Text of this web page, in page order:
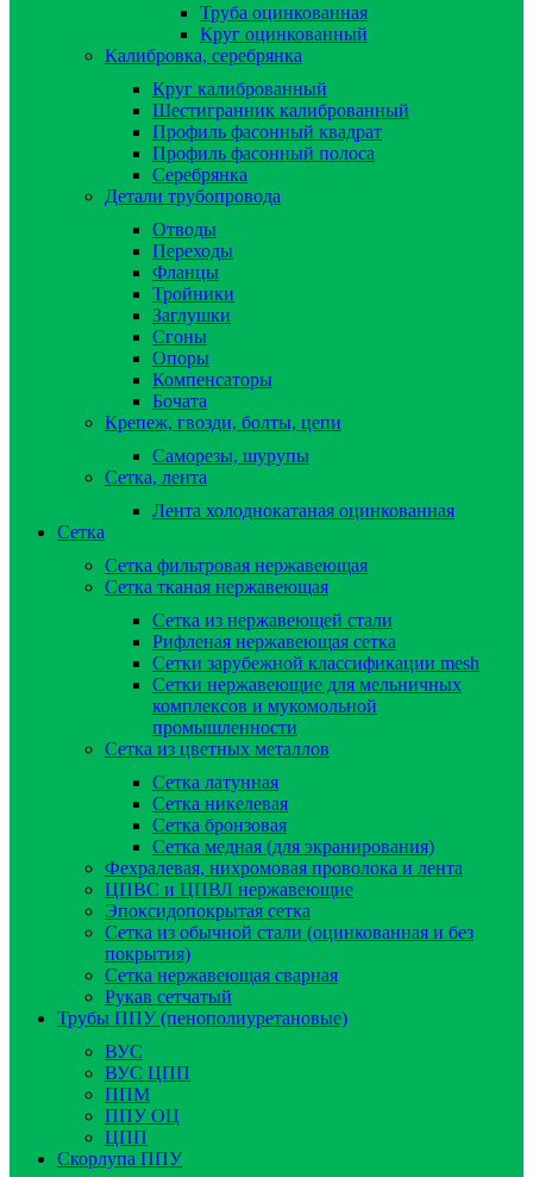
Труба оцинкованная
Круг оцинкованный
Калибровка, серебрянка
Круг калиброванный
Шестигранник калиброванный
Профиль фасонный квадрат
Профиль фасонный полоса
Серебрянка
Детали трубопровода
Отводы
Переходы
Фланцы
Тройники
Заглушки
Сгоны
Опоры
Компенсаторы
Бочата
Крепеж, гвозди, болты, цепи
Саморезы, шурупы
Сетка, лента
Лента холоднокатаная оцинкованная
Сетка
Сетка фильтровая нержавеющая
Сетка тканая нержавеющая
Сетка из нержавеющей стали
Рифленая нержавеющая сетка
Сетки зарубежной классификации mesh
Сетки нержавеющие для мельничных
комплексов и мукомольной
промышленности
Сетка из цветных металлов
Сетка латунная
Сетка никелевая
Сетка бронзовая
Сетка медная (для экранирования)
Фехралевая, нихромовая проволока и лента
ЦПВС и ЦПВЛ нержавеющие
Эпоксидопокрытая сетка
Сетка из обычной стали (оцинкованная и без
покрытия)
Сетка нержавеющая сварная
Рукав сетчатый
Трубы ППУ (пенополиуретановые)
ВУС
ВУС ЦПП
ППМ
ППУ ОЦ
ЦПП
Скорлупа ППУ